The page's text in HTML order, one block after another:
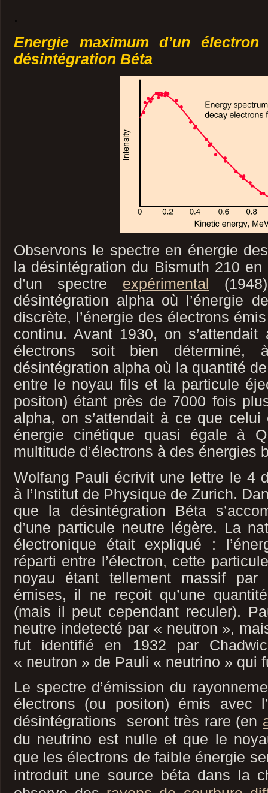
.
Energie maximum d’un
désintégration Béta
Observons le spectre en énergie
la désintégration du Bismuth 210
d’un spectre expérimental
désintégration alpha où l’énergie
discrète, l’énergie des électrons
continu. Avant 1930, on
électrons soit bien
désintégration alpha où la quantité
entre le noyau fils et la particule
positon) étant près de 7000 fois
alpha, on s’attendait à ce que
énergie cinétique quasi égale à
multitude d’électrons à des énergies
Wolfang Pauli écrivit une lettre le 4
à l’Institut de Physique de Zurich.
que la désintégration Béta
d’une particule neutre légère. La
électronique était expliqué :
réparti entre l’électron, cette
noyau étant tellement massif par
émises, il ne reçoit qu’une
(mais il peut cependant reculer).
neutre indetecté par « neutron »,
fut identifié en 1932 par
« neutron » de Pauli « neutrino » qui
Le spectre d’émission du
électrons (ou positon) émis avec
désintégrations seront très rare (en
du neutrino est nulle et que le
que les électrons de faible énergie
introduit une source béta dans la